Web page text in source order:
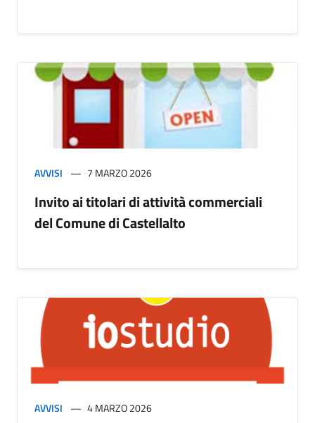
AVVISI 7 MARZO 2026
Invito ai titolari di attività commerciali
del Comune di Castellalto
AVVISI 4 MARZO 2026